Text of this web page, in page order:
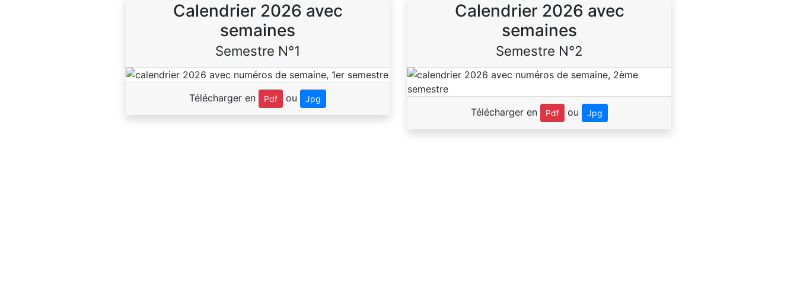
Calendrier 2026 avec
semaines
Semestre N°1
Télécharger en Pdf ou Jpg
Calendrier 2026 avec
semaines
Semestre N°2
Télécharger en Pdf ou Jpg